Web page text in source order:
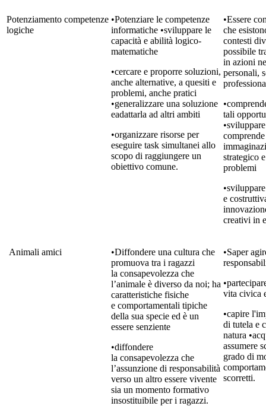
Potenziamento competenze
logiche
•Potenziare le competenze
informatiche •sviluppare le
capacità e abilità logico-
matematiche
•cercare e proporre soluzioni,
anche alternative, a quesiti e
problemi, anche pratici
•generalizzare una soluzione
eadattarla ad altri ambiti
•organizzare risorse per
eseguire task simultanei allo
scopo di raggiungere un
obiettivo comune.
•Essere
che
contesti
possibile
in azioni
personali,
tali
comprende
strategico
problemi
e
creativi in
Animali amici
•Diffondere una cultura che
promuova tra i ragazzi
la consapevolezza che
l’animale è diverso da noi; ha
caratteristiche fisiche
e comportamentali tipiche
della sua specie ed è un
essere senziente
•diffondere
la consapevolezza che
l’assunzione di responsabilità
verso un altro essere vivente
sia un momento formativo
insostituibile per i ragazzi.
•Saper
vita civica
•capire
di tutela e
natura
assumere
grado di
scorretti.